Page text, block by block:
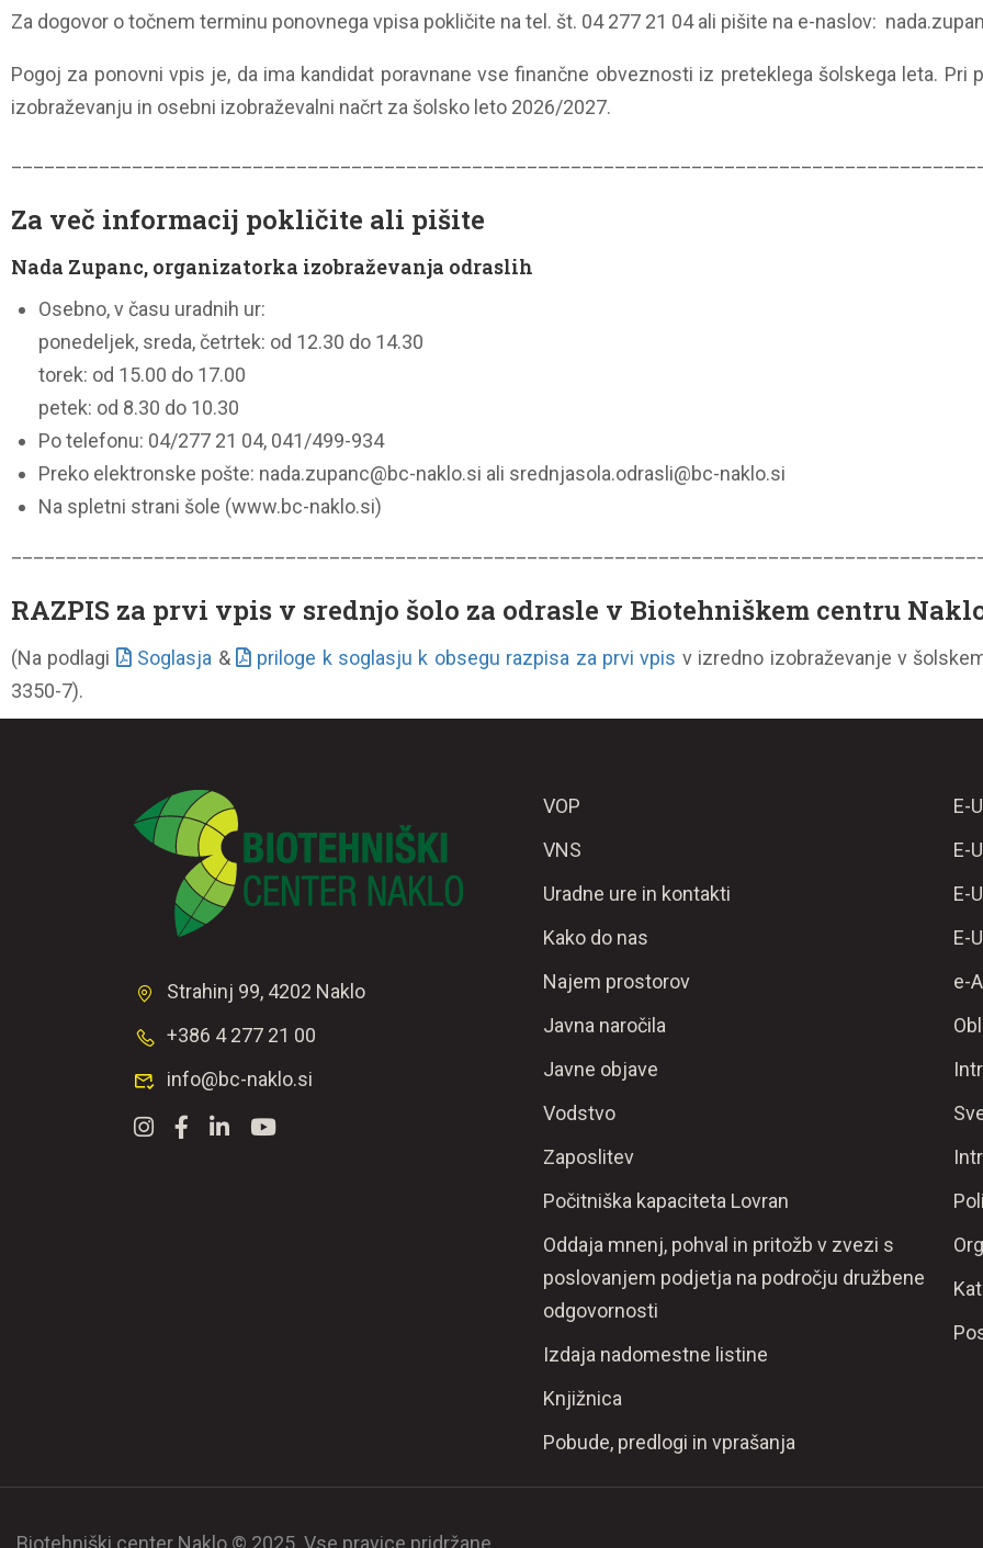
Za dogovor o točnem terminu ponovnega vpisa pokličite na tel. št. 04 277 21 04 ali pišite na e-naslov:
Pogoj za ponovni vpis je, da ima kandidat poravnane vse finančne obveznosti iz preteklega šolskega leta.
izobraževanju in osebni izobraževalni načrt za šolsko leto 2026/2027.
Za več informacij pokličite ali pišite
Nada Zupanc, organizatorka izobraževanja odraslih
Osebno, v času uradnih ur:
ponedeljek, sreda, četrtek: od 12.30 do 14.30
torek: od 15.00 do 17.00
petek: od 8.30 do 10.30
Po telefonu: 04/277 21 04, 041/499-934
Preko elektronske pošte: nada.zupanc@bc-naklo.si ali srednjasola.odrasli@bc-naklo.si
Na spletni strani šole (www.bc-naklo.si)
RAZPIS za prvi vpis v srednjo šolo za odrasle v Biotehniškem centru
(Na podlagi Soglasja & priloge k soglasju k obsegu razpisa za prvi vpis v izredno izobraževanje v
3350-7).
Strahinj 99, 4202 Naklo
+386 4 277 21 00
info@bc-naklo.si
VOP
VNS
Uradne ure in kontakti
Kako do nas
Najem prostorov
Javna naročila
Javne objave
Vodstvo
Zaposlitev
Počitniška kapaciteta Lovran
Oddaja mnenj, pohval in pritožb v zvezi s
poslovanjem podjetja na področju družbene
odgovornosti
Izdaja nadomestne listine
Knjižnica
Pobude, predlogi in vprašanja
E-
E-
E-
E-
e-